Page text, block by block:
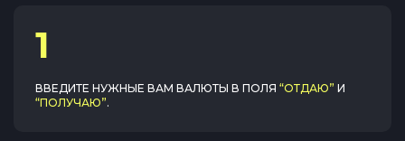
1
ВВЕДИТЕ НУЖНЫЕ ВАМ ВАЛЮТЫ В ПОЛЯ “ОТДАЮ” И
“ПОЛУЧАЮ”.